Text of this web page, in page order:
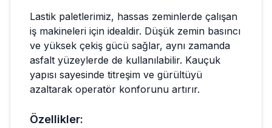
Lastik paletlerimiz, hassas zeminlerde çalışan
iş makineleri için idealdir. Düşük zemin basıncı
ve yüksek çekiş gücü sağlar, aynı zamanda
asfalt yüzeylerde de kullanılabilir. Kauçuk
yapısı sayesinde titreşim ve gürültüyü
azaltarak operatör konforunu artırır.
Özellikler: